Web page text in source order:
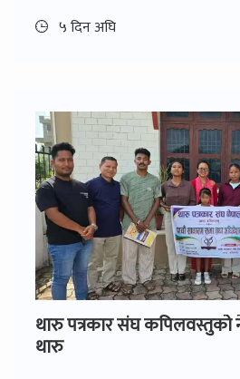
५ दिन अघि
थारु पत्रकार संघ कपिलवस्तुको
थारु